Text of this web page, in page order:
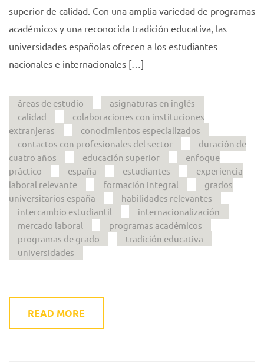
superior de calidad. Con una amplia variedad de programas
académicos y una reconocida tradición educativa, las
universidades españolas ofrecen a los estudiantes
nacionales e internacionales […]
áreas de estudio
asignaturas en inglés
calidad
colaboraciones con instituciones
extranjeras
conocimientos especializados
contactos con profesionales del sector
duración de
cuatro años
educación superior
enfoque
práctico
españa estudiantes
experiencia
laboral relevante
formación integral
grados
universitarios españa
habilidades relevantes
intercambio estudiantil
internacionalización
mercado laboral
programas académicos
programas de grado
tradición educativa
universidades
READ MORE